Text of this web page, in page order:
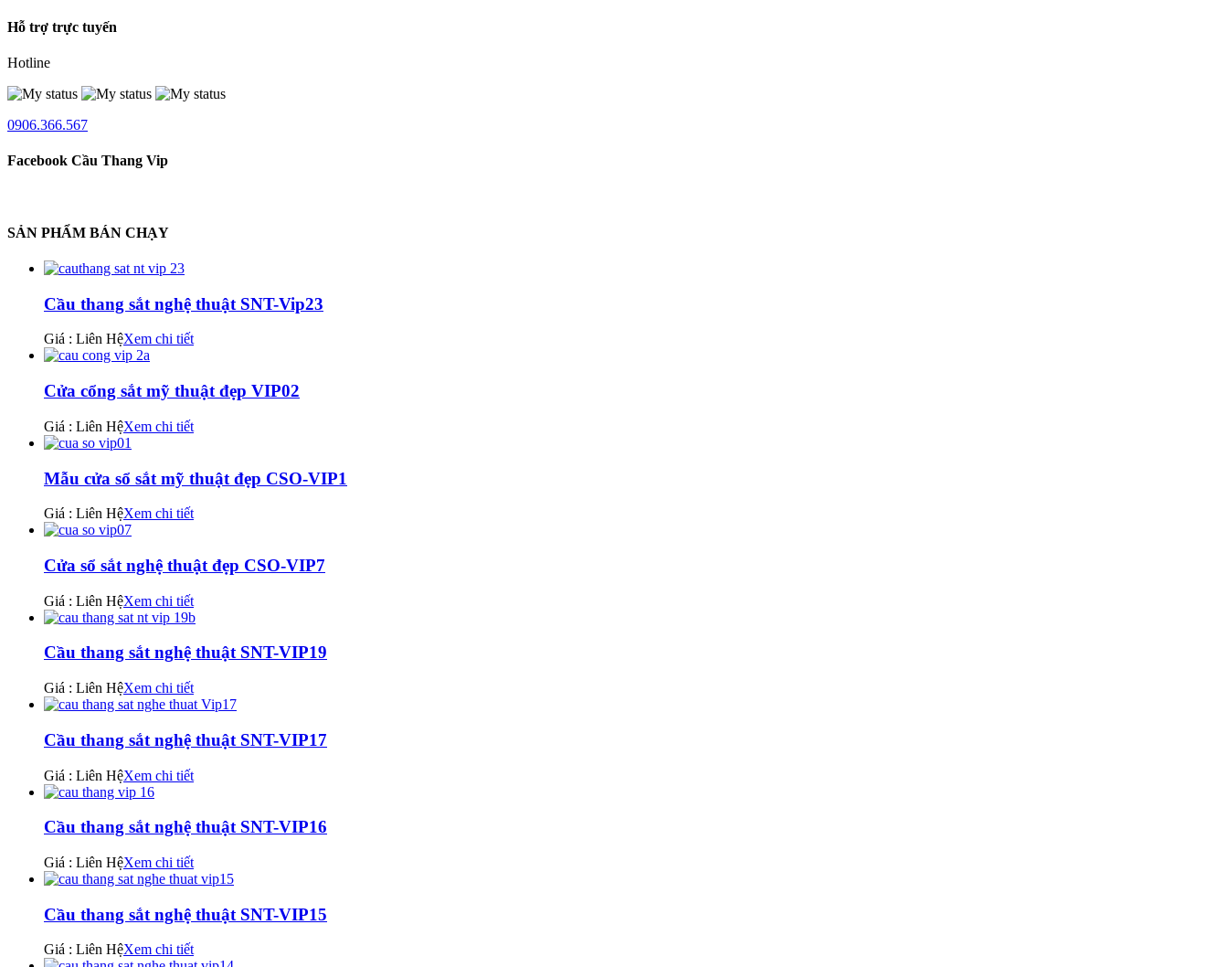
Hỗ trợ trực tuyến
Hotline
0906.366.567
Facebook Cầu Thang Vip
SẢN PHẨM BÁN CHẠY
Cầu thang sắt nghệ thuật SNT-Vip23
Giá : Liên HệXem chi tiết
Cửa cổng sắt mỹ thuật đẹp VIP02
Giá : Liên HệXem chi tiết
Mẫu cửa sổ sắt mỹ thuật đẹp CSO-VIP1
Giá : Liên HệXem chi tiết
Cửa sổ sắt nghệ thuật đẹp CSO-VIP7
Giá : Liên HệXem chi tiết
Cầu thang sắt nghệ thuật SNT-VIP19
Giá : Liên HệXem chi tiết
Cầu thang sắt nghệ thuật SNT-VIP17
Giá : Liên HệXem chi tiết
Cầu thang sắt nghệ thuật SNT-VIP16
Giá : Liên HệXem chi tiết
Cầu thang sắt nghệ thuật SNT-VIP15
Giá : Liên HệXem chi tiết